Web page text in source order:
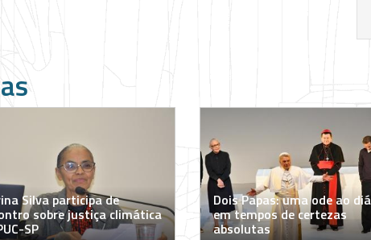
Silva participa de
sobre justiça climática
SP
Dois Papas: uma ode ao
em tempos de certezas
absolutas